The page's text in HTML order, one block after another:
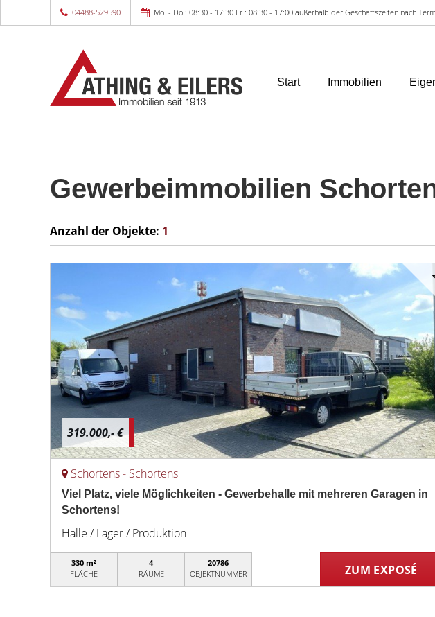
04488-529590 Mo. - Do.: 08:30 - 17:30 Fr.: 08:30 - 17:00 außerhalb der Geschäftszeiten nach
Start Immobilien
Gewerbeimmobilien
Anzahl der Objekte: 1
319.000,- €
Schortens - Schortens
Viel Platz, viele Möglichkeiten - Gewerbehalle mit mehreren Garagen in
Schortens!
Halle / Lager / Produktion
330 m²
FLÄCHE
4
RÄUME
20786
OBJEKTNUMMER
ZUM EXPOSÉ